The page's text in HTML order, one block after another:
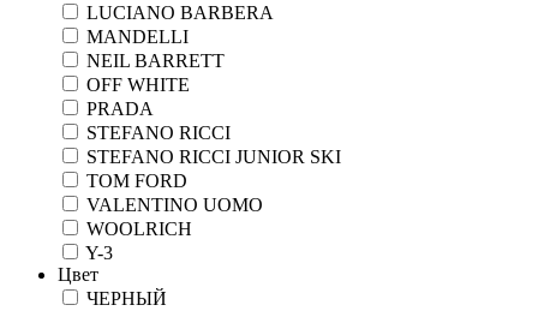
LUCIANO BARBERA
MANDELLI
NEIL BARRETT
OFF WHITE
PRADA
STEFANO RICCI
STEFANO RICCI JUNIOR SKI
TOM FORD
VALENTINO UOMO
WOOLRICH
Y-3
Цвет
ЧЕРНЫЙ